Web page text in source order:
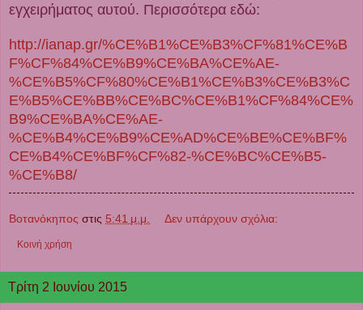
εγχειρήματος αυτού. Περισσότερα εδώ:
http://ianap.gr/%CE%B1%CE%B3%CF%81%CE%B
F%CF%84%CE%B9%CE%BA%CE%AE-
%CE%B5%CF%80%CE%B1%CE%B3%CE%B3%C
E%B5%CE%BB%CE%BC%CE%B1%CF%84%CE%
B9%CE%BA%CE%AE-
%CE%B4%CE%B9%CE%AD%CE%BE%CE%BF%
CE%B4%CE%BF%CF%82-%CE%BC%CE%B5-
%CE%B8/
Βοτανόκηπος στις 5:41 μ.μ. Δεν υπάρχουν σχόλια:
Κοινή χρήση
Τρίτη 2 Ιουνίου 2015